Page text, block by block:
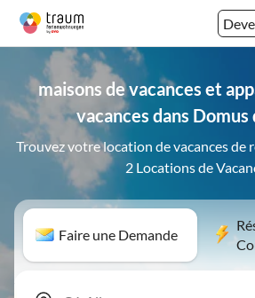
maisons de vacances et
vacances dans
Trouvez votre location de vacances de
2 Locations de
Faire une Demande